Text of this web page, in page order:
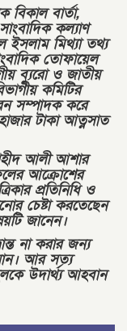
বার্তা,
কল্যাণ
ইসলাম মিথ্যা তথ্য
তোফায়েল
ব্যুরো ও জাতীয়
কমিটির
সম্পাদক করে
টাকা আত্নসাত
আলী আশার
আক্রোশের
প্রতিনিধি ও
চেষ্টা করতেছেন
জানেন।
না করার জন্য
আর সত্য
উদার্থ্য আহবান